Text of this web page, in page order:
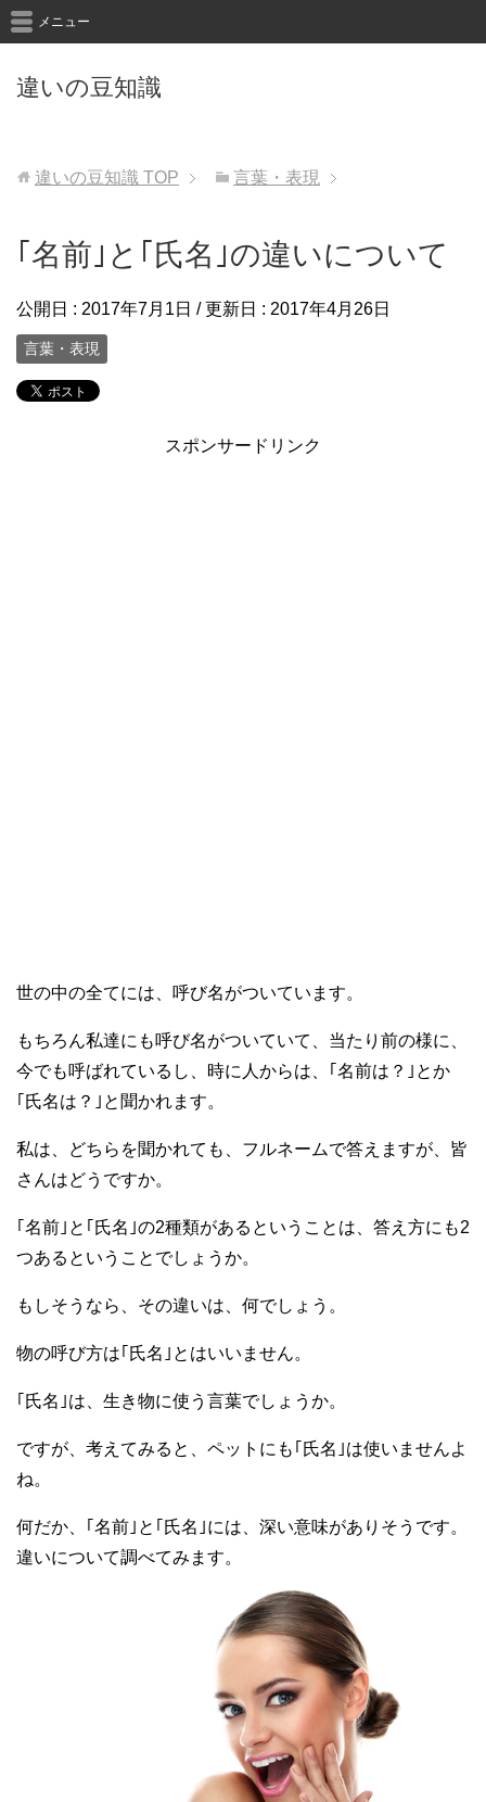
違いの豆知識
メニュー
違いの豆知識 TOP 言葉・表現
｢名前｣と｢氏名｣の違いについて
公開日 : 2017年7月1日 / 更新日 : 2017年4月26日
言葉・表現
スポンサードリンク
世の中の全てには、呼び名がついています。
もちろん私達にも呼び名がついていて、当たり前の様に、
今でも呼ばれているし、時に人からは、｢名前は？｣とか
｢氏名は？｣と聞かれます。
私は、どちらを聞かれても、フルネームで答えますが、皆
さんはどうですか。
｢名前｣と｢氏名｣の2種類があるということは、答え方にも2
つあるということでしょうか。
もしそうなら、その違いは、何でしょう。
物の呼び方は｢氏名｣とはいいません。
｢氏名｣は、生き物に使う言葉でしょうか。
ですが、考えてみると、ペットにも｢氏名｣は使いませんよ
ね。
何だか、｢名前｣と｢氏名｣には、深い意味がありそうです。
違いについて調べてみます。